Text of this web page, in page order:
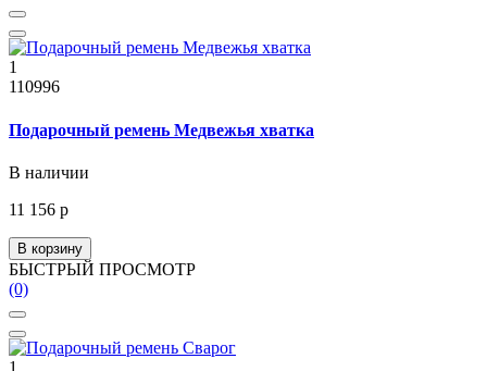
1
110996
Подарочный ремень Медвежья хватка
В наличии
11 156 р
В корзину
БЫСТРЫЙ ПРОСМОТР
(0)
1